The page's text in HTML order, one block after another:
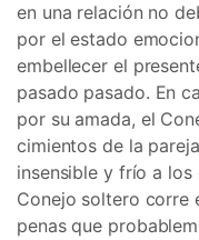
en una relación no
por el estado
embellecer el
pasado pasado. En
por su amada, el
cimientos de la
insensible y frío a los
Conejo soltero corre
penas que